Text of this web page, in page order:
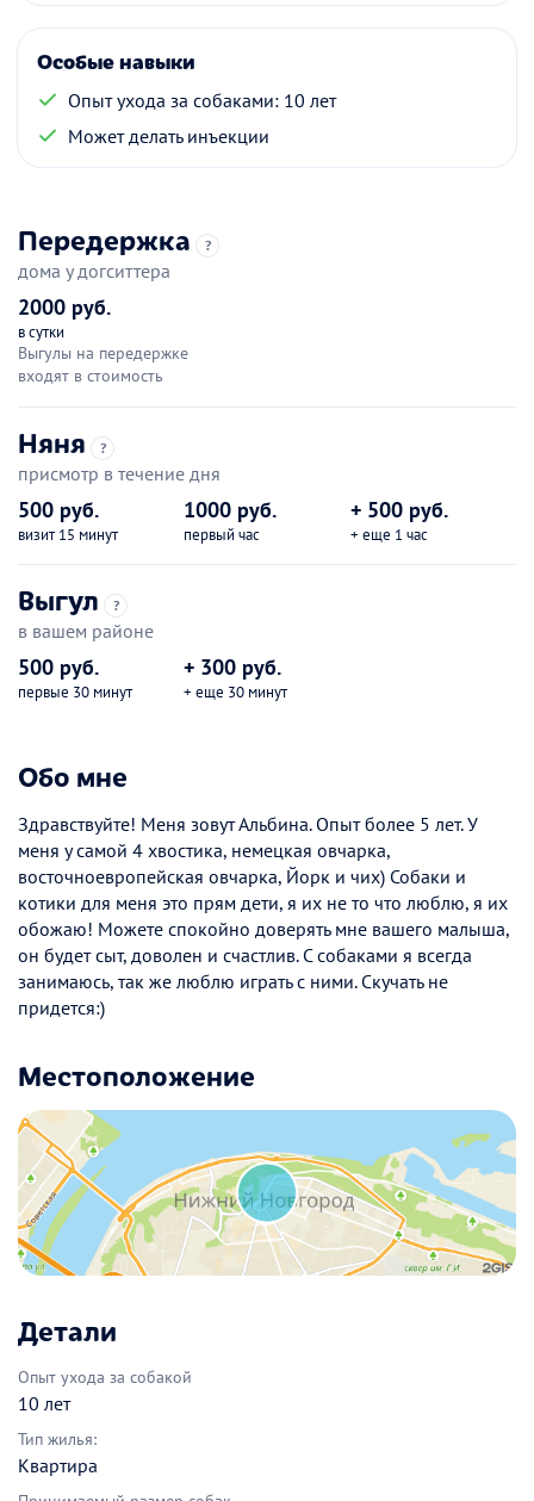
Особые навыки
Опыт ухода за собаками: 10 лет
Может делать инъекции
Передержка ?
дома у догситтера
2000 руб.
в сутки
Выгулы на передержке
входят в стоимость
Няня ?
присмотр в течение дня
500 руб.
визит 15 минут
1000 руб.
первый час
+ 500 руб.
+ еще 1 час
Выгул ?
в вашем районе
500 руб.
первые 30 минут
+ 300 руб.
+ еще 30 минут
Обо мне
Здравствуйте! Меня зовут Альбина. Опыт более 5 лет. У
меня у самой 4 хвостика, немецкая овчарка,
восточноевропейская овчарка, Йорк и чих) Собаки и
котики для меня это прям дети, я их не то что люблю, я их
обожаю! Можете спокойно доверять мне вашего малыша,
он будет сыт, доволен и счастлив. С собаками я всегда
занимаюсь, так же люблю играть с ними. Скучать не
придется:)
Местоположение
Детали
Опыт ухода за собакой
10 лет
Тип жилья:
Квартира